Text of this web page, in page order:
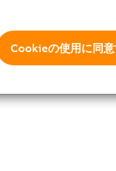
Cookieの使用に同